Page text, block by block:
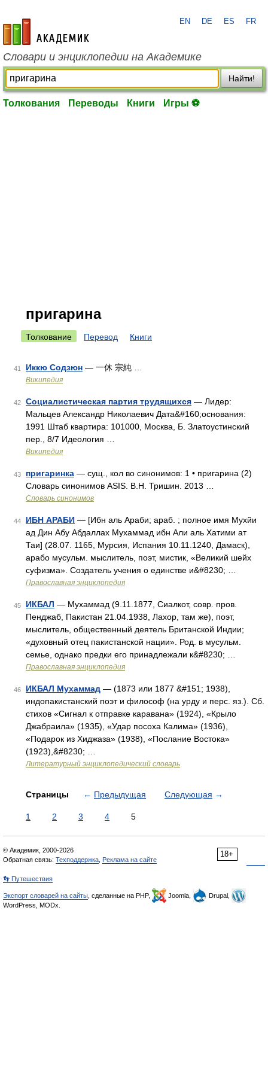
academic.ru
EN DE ES FR
Словари и энциклопедии на Академике
Найти!
Толкования Переводы Книги Игры ⚽
пригарина
Толкование Перевод Книги
41 Иккю Содзюн — 一休 宗純 …
Википедия
42 Социалистическая партия трудящихся — Лидер:
Мальцев Александр Николаевич Дата&#160;основания:
1991 Штаб квартира: 101000, Москва, Б. Златоустинский
пер., 8/7 Идеология …
Википедия
43 пригаринка — сущ., кол во синонимов: 1 • пригарина (2)
Словарь синонимов ASIS. В.Н. Тришин. 2013 …
Словарь синонимов
44 ИБН АРАБИ — [Ибн аль Араби; араб. ; полное имя Мухйи
ад Дин Абу Абдаллах Мухаммад ибн Али аль Хатими ат
Таи] (28.07. 1165, Мурсия, Испания 10.11.1240, Дамаск),
арабо мусульм. мыслитель, поэт, мистик, «Великий шейх
суфизма». Создатель учения о единстве и&#8230; …
Православная энциклопедия
45 ИКБАЛ — Мухаммад (9.11.1877, Сиалкот, совр. пров.
Пенджаб, Пакистан 21.04.1938, Лахор, там же), поэт,
мыслитель, общественный деятель Британской Индии;
«духовный отец пакистанской нации». Род. в мусульм.
семье, однако предки его принадлежали к&#8230; …
Православная энциклопедия
46 ИКБАЛ Мухаммад — (1873 или 1877 &#151; 1938),
индопакистанский поэт и философ (на урду и перс. яз.). Сб.
стихов «Сигнал к отправке каравана» (1924), «Крыло
Джабраила» (1935), «Удар посоха Калима» (1936),
«Подарок из Хиджаза» (1938), «Послание Востока»
(1923),&#8230; …
Литературный энциклопедический словарь
Страницы ← Предыдущая Следующая →
1 2 3 4 5
18+
© Академик, 2000-2026
Обратная связь: Техподдержка Реклама на сайте
👣 Путешествия
Экспорт словарей на сайты , сделанные на PHP, Joomla,
Drupal,
WordPress, MODx.